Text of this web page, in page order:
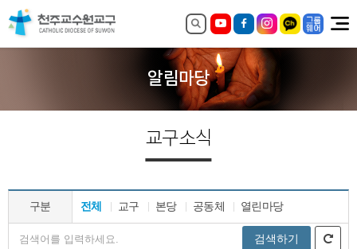
알림마당
교구소식
구분 전체 교구 본당 공동체 열린마당
검색하기